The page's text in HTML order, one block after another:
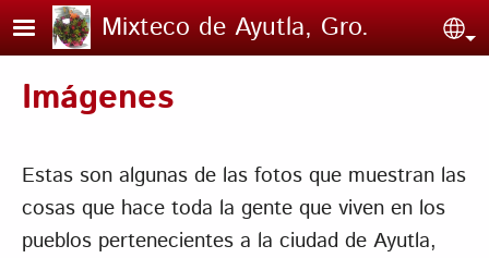
Pasar al contenido principal
Mixteco de Ayutla, Gro.
Imágenes
Estas son algunas de las fotos que muestran las
cosas que hace toda la gente que viven en los
pueblos pertenecientes a la ciudad de Ayutla,